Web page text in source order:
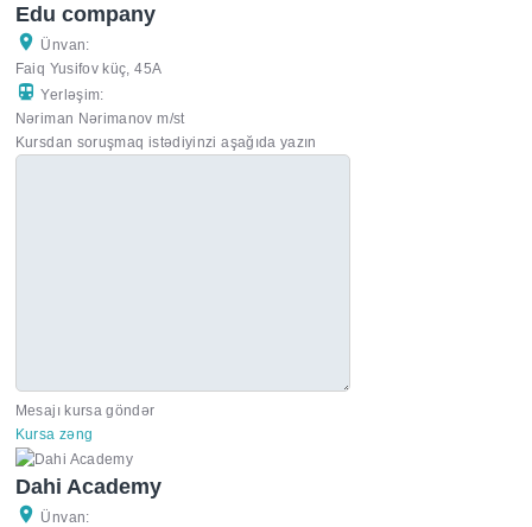
Edu company
Ünvan:
Faiq Yusifov küç, 45A
Yerləşim:
Nəriman Nərimanov m/st
Kursdan soruşmaq istədiyinzi aşağıda yazın
Mesajı kursa göndər
Kursa zəng
Dahi Academy
Ünvan: